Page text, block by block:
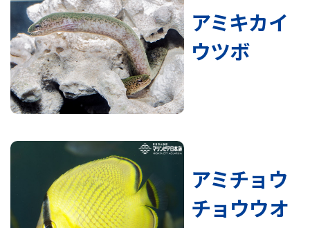
アミキカイ
ウツボ
アミチョウ
チョウウオ